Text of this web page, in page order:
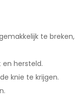
te breken,
hersteld.
knie te krijgen.